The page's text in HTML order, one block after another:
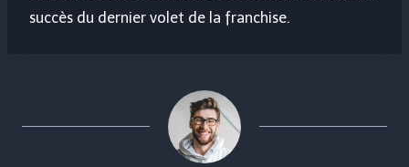
succès du dernier volet de la franchise.